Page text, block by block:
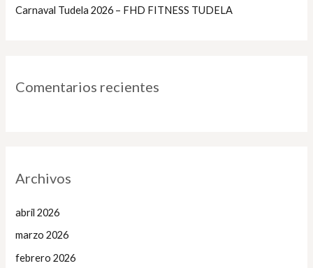
Carnaval Tudela 2026 – FHD FITNESS TUDELA
Comentarios recientes
Archivos
abril 2026
marzo 2026
febrero 2026